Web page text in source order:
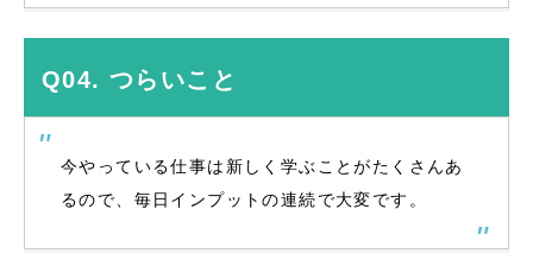
Q04. つらいこと
今やっている仕事は新しく学ぶことがたくさんあ
るので、毎日インプットの連続で大変です。